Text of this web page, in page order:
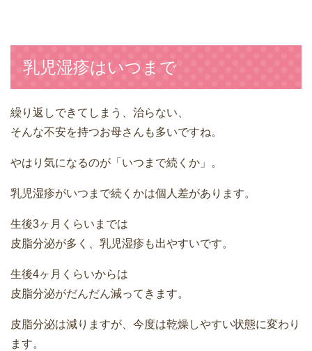
乳児湿疹はいつまで
繰り返しできてしまう、治らない、
そんな不安を持つお母さんも多いですね。
やはり気になるのが「いつまで続くか」。
乳児湿疹がいつまで続くかは個人差があります。
生後3ヶ月くらいまでは
皮脂分泌が多く、乳児湿疹も出やすいです。
生後4ヶ月くらいからは
皮脂分泌がだんだん減ってきます。
皮脂分泌は減りますが、今度は乾燥しやすい状態に変わり
ます。